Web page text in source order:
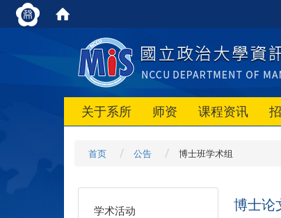
关于系所 师资 课程资讯
首页 公告 博士班学术组
学术活动 博士论